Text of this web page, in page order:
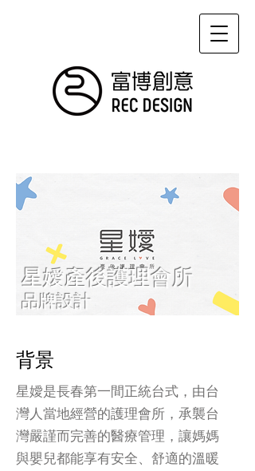
星嬡產後護理會所
品牌設計
​背景
星嬡是長春第一間正統台式，由台
灣人當地經營的護理會所， 承襲台
灣嚴謹而完善的醫療管理，讓媽媽
與嬰兒都能享有安全、舒適的溫暖